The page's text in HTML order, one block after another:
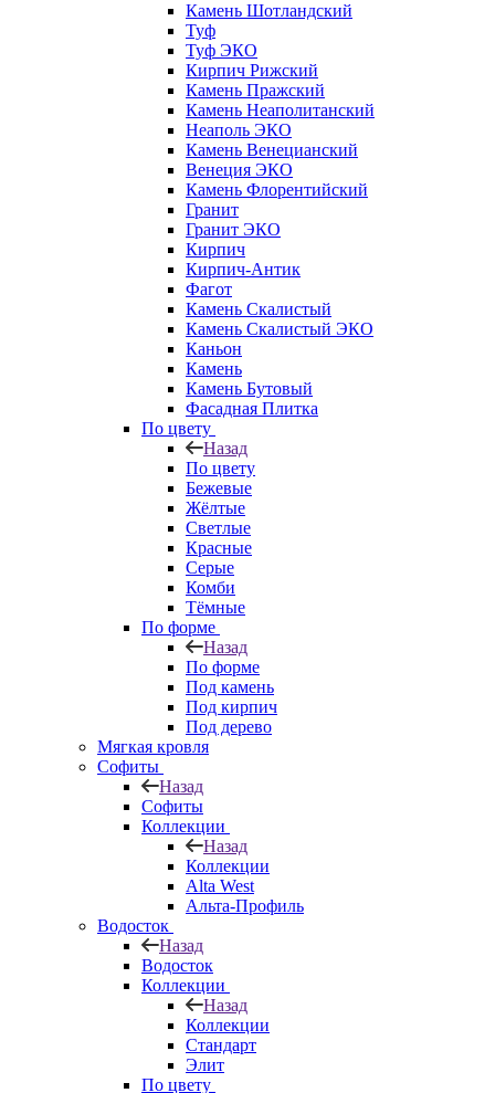
Камень Шотландский
Туф
Туф ЭКО
Кирпич Рижский
Камень Пражский
Камень Неаполитанский
Неаполь ЭКО
Камень Венецианский
Венеция ЭКО
Камень Флорентийский
Гранит
Гранит ЭКО
Кирпич
Кирпич-Антик
Фагот
Камень Скалистый
Камень Скалистый ЭКО
Каньон
Камень
Камень Бутовый
Фасадная Плитка
По цвету
Назад
По цвету
Бежевые
Жёлтые
Светлые
Красные
Серые
Комби
Тёмные
По форме
Назад
По форме
Под камень
Под кирпич
Под дерево
Мягкая кровля
Софиты
Назад
Софиты
Коллекции
Назад
Коллекции
Alta West
Альта-Профиль
Водосток
Назад
Водосток
Коллекции
Назад
Коллекции
Стандарт
Элит
По цвету